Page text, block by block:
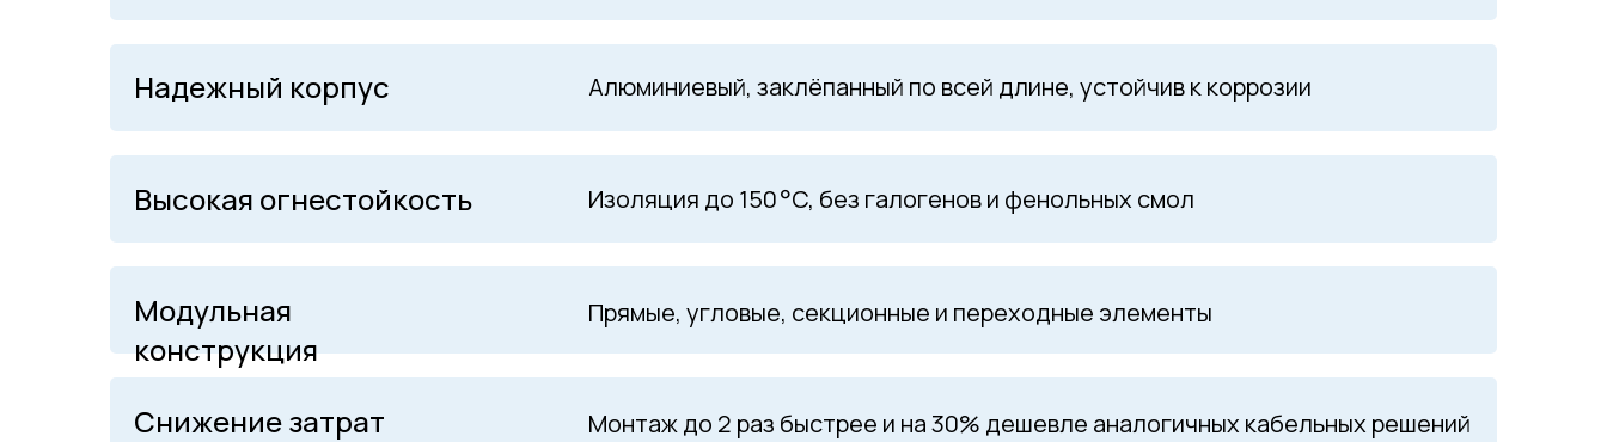
Надежный корпус
Высокая огнестойкость
Алюминиевый, заклёпанный по всей длине, устойчив к коррозии
Изоляция до 150 °C, без галогенов и фенольных смол
Прямые, угловые, секционные и переходные элементы
Модульная
конструкция
Снижение затрат
Монтаж до 2 раз быстрее и на 30% дешевле аналогичных кабельных решений